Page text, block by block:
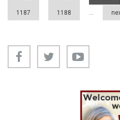
1187 1188 …